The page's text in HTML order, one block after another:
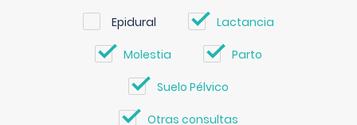
Epidural Lactancia
Molestia Parto
Suelo Pélvico
Otras consultas